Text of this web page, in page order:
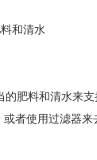
和清水
肥料和清水来支
者使用过滤器来